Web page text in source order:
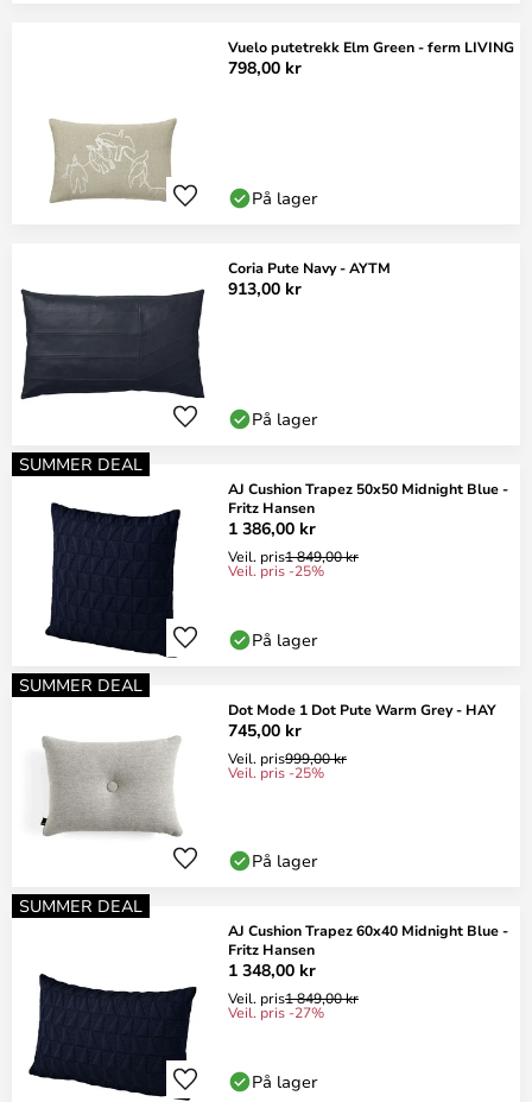
Vuelo putetrekk Elm Green - ferm LIVING
798,00 kr
På lager
Coria Pute Navy - AYTM
913,00 kr
På lager
SUMMER DEAL
AJ Cushion Trapez 50x50 Midnight Blue -
Fritz Hansen
1 386,00 kr
Veil. pris1 849,00 kr
Veil. pris -25%
På lager
SUMMER DEAL
Dot Mode 1 Dot Pute Warm Grey - HAY
745,00 kr
Veil. pris999,00 kr
Veil. pris -25%
På lager
SUMMER DEAL
AJ Cushion Trapez 60x40 Midnight Blue -
Fritz Hansen
1 348,00 kr
Veil. pris1 849,00 kr
Veil. pris -27%
På lager